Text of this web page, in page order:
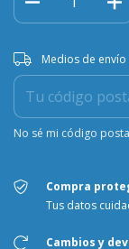
Entregas para el CP:
Medios de envío
No sé mi código
Compra
Tus datos
Cambios y